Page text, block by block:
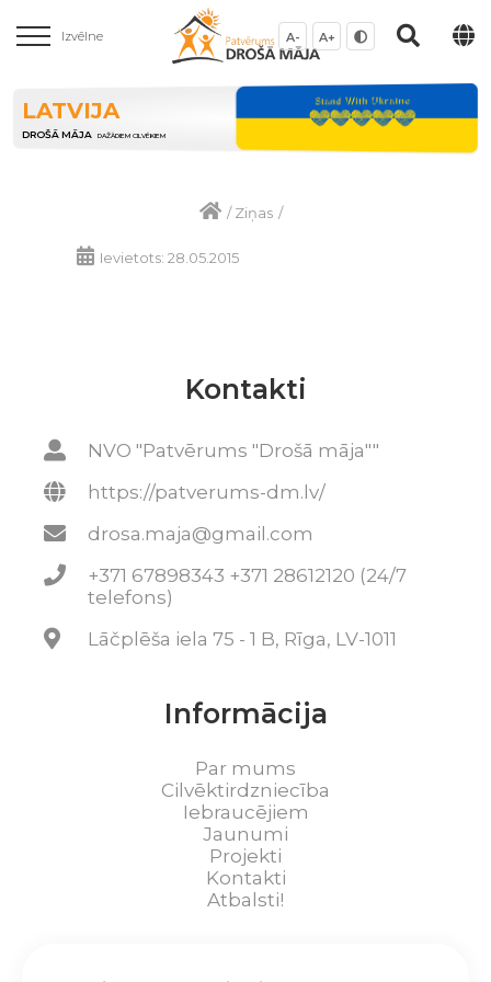
Izvēlne A- A+
LATVIJA
DROŠĀ MĀJA DAŽĀDIEM CILVĒKIEM
/Ziņas /
Ievietots: 28.05.2015
Kontakti
NVO "Patvērums "Drošā māja""
https://patverums-dm.lv/
drosa.maja@gmail.com
+371 67898343 +371 28612120 (24/7
telefons)
Lāčplēša iela 75 - 1 B, Rīga, LV-1011
Informācija
Par mums
Cilvēktirdzniecība
Iebraucējiem
Jaunumi
Projekti
Kontakti
Atbalsti!